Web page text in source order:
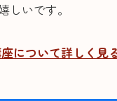
しいです。
について詳しく見